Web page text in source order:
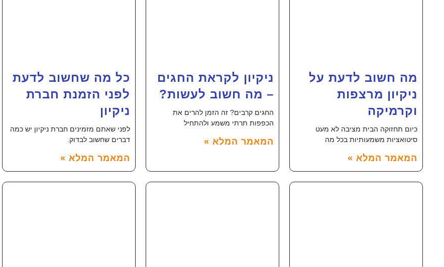
מה חשוב לדעת על
ניקיון מרצפות
וקרמיקה
כיום תחזוקה הבית מציבה לא מעט
סיטואציות משמעותיות בכל מה
המאמר המלא »
ניקיון לקראת החגים
– מה חשוב לעשות?
החגים קרבים? זה הזמן להרים את
הכפפות תרתי משמע ולהתחיל
המאמר המלא »
כל מה שחשוב לדעת
לפני הזמנת חברת
ניקיון
לפני שאתם מזמינים חברת ניקיון יש כמה
דברים שחשוב לבדוק.
המאמר המלא »